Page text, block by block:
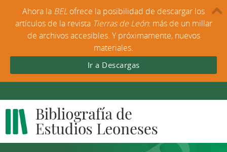
Ahora la BEL ofrece la posibilidad de descargar los
artículos de la revista Tierras de León: más de un millar
de archivos accesibles. Y próximamente, nuevos
materiales.
Ir a Descargas